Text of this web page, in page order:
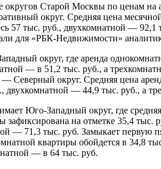
округов Старой Москвы по ценам на
округ. Средняя цена
57 тыс. руб., двухкомнатной —
для «РБК-Недвижимости»
округ, где аренда
— в 51,2 тыс. руб., а
— Северный округ. Средняя цена
двухкомнатной — 44,9 тыс. руб., а
Юго-Западный округ, где
зафиксирована на отметке 35,4 тыс.
— 71,3 тыс. руб. Замыкает первую
квартиры обойдется в 34,8
— в 64 тыс. руб.